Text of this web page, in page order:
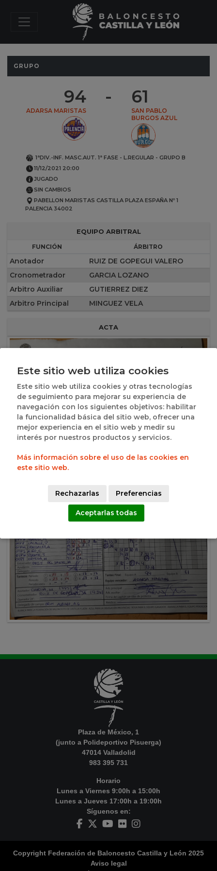
GRUPO
94 - 61
ADARSA MARISTAS
SAN PABLO
BURGOS AZUL
1ªDIV.-INF. MASC.AUT. 1ª FASE - L.REGULAR - GRUPO B
11/12/2021 20:00
JUGADO
SIN CAMBIOS
PABELLON MARISTAS CASTILLA PLAZA ESPAÑA Nº 1
PALENCIA 34002
EQUIPO ARBITRAL
FUNCIÓN ÁRBITRO
Anotador
RUIZ DE GOPEGUI VALERO
Cronometrador
GARCIA LOZANO
Arbitro Auxiliar
GUTIERREZ DIEZ
Arbitro Principal
MINGUEZ VELA
ACTA
Plaza de México, 1
(junto a Polideportivo Pisuerga)
47014 Valladolid
983 395 731
Horario
Lunes a Viernes 9:00h a 15:00h
Lunes a Jueves 17:00h a 19:00h
Síguenos en:
Copyright Federación de Baloncesto Castilla y León 2025
Aviso legal
Este sitio web utiliza cookies
Este sitio web utiliza cookies y otras tecnologías
de seguimiento para mejorar su experiencia de
navegación con los siguientes objetivos: habilitar
la funcionalidad básica del sitio web, ofrecer una
mejor experiencia en el sitio web y medir su
interés por nuestros productos y servicios.
Más información sobre el uso de las cookies en
este sitio web.
Rechazarlas Preferencias
Aceptarlas todas